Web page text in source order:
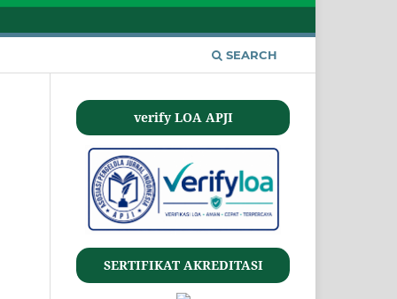
SEARCH
verify LOA APJI
SERTIFIKAT AKREDITASI